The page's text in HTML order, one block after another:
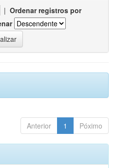
| Ordenar registros por
Anterior 1 Póximo